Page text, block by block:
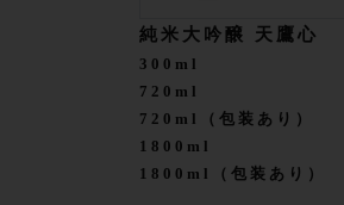
純米大吟醸 天鷹心
300ml
720ml
720ml（包装あり）
1800ml
1800ml（包装あり）